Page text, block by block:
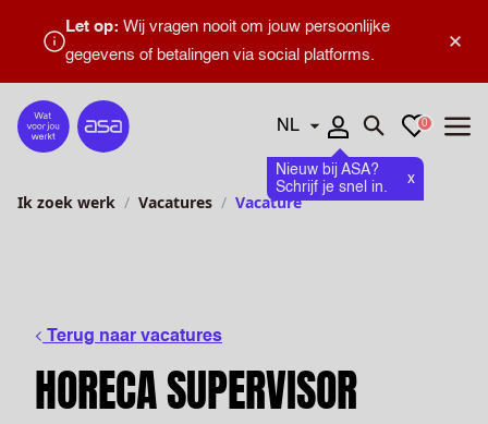
×
Let op: Wij vragen nooit om jouw persoonlijke
gegevens of betalingen via social platforms.
Home
Talen
Nieuw bij ASA?
Schrijf je snel in.
x
Zoeken openen
Favorieten
0
Ik zoek werk Vacatures Vacature
Terug naar vacatures
HORECA SUPERVISOR